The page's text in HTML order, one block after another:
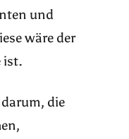
und
wäre der
ist.
die